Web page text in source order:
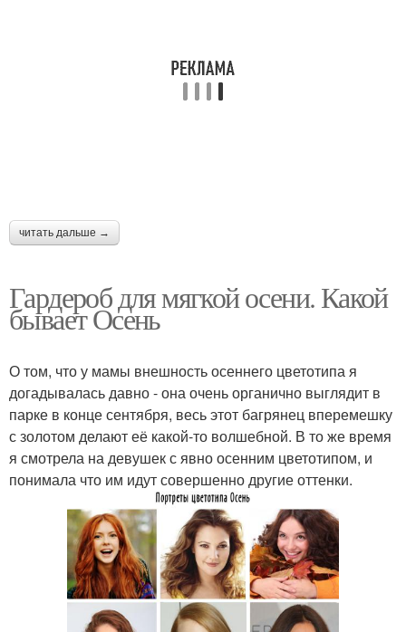
читать дальше →
Гардероб для мягкой осени. Какой
бывает Осень
О том, что у мамы внешность осеннего цветотипа я
догадывалась давно - она очень органично выглядит в
парке в конце сентября, весь этот багрянец вперемешку
с золотом делают её какой-то волшебной. В то же время
я смотрела на девушек с явно осенним цветотипом, и
понимала что им идут совершенно другие оттенки.